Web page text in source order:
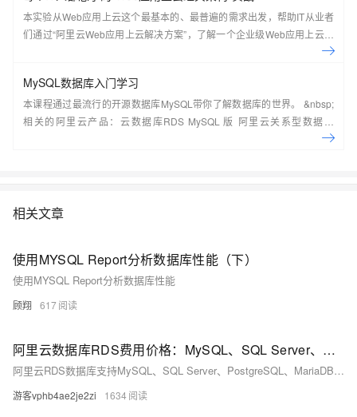
本实验从Web应用上云这个最基本的、最普遍的需求出发，帮助IT从业者
们通过“阿里云Web应用上云解决方案”，了解一个企业级Web应用上云的
MySQL数据库入门学习
本课程通过最流行的开源数据库MySQL带你了解数据库的世界。 &nbsp;
相关的阿里云产品：云数据库RDS MySQL 版 阿里云关系型数据库
RDS（Relational Database Service）是一种稳定可靠、可弹性伸缩的在
相关文章
使用MYSQL Report分析数据库性能（下）
使用MYSQL Report分析数据库性能
顾翔 617
阿里云数据库RDS费用价格：MySQL、SQL Server、PostgreSQL和MariaDB引擎收费标准
阿里云RDS数据库支持MySQL、SQL Server、PostgreSQL、MariaDB，多种引擎优惠上线！MySQL倚天版88元/年，SQL Server 2核4G仅299元/年，PostgreSQL 227元/年起。高可用、可弹性伸缩，安全稳定。详情见官网活动页。
游客vphb4ae2je2zi 1634